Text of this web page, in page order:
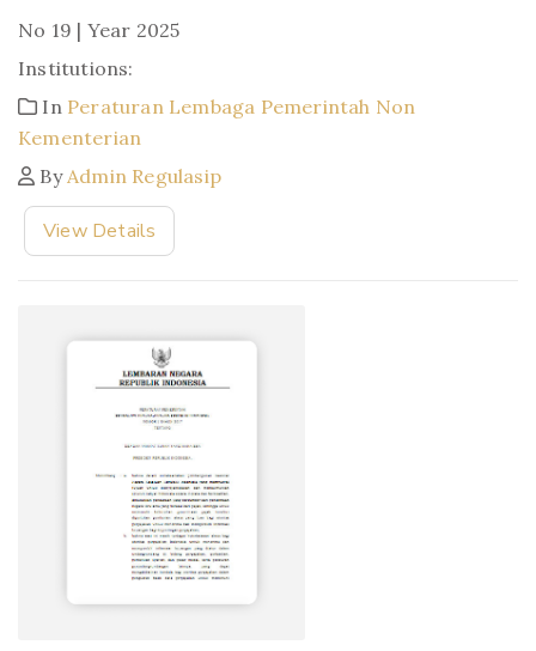
No 19 | Year 2025
Institutions:
In Peraturan Lembaga Pemerintah Non
Kementerian
By Admin Regulasip
View Details